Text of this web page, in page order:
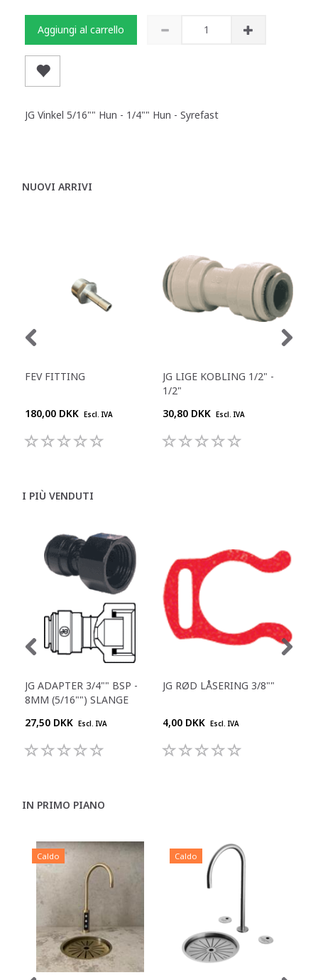
Aggiungi al carrello
JG Vinkel 5/16"" Hun - 1/4"" Hun - Syrefast
NUOVI ARRIVI
FEV FITTING
180,00 DKK Escl. IVA
JG LIGE KOBLING 1/2" -
1/2"
30,80 DKK Escl. IVA
I PIÙ VENDUTI
JG ADAPTER 3/4"" BSP -
8MM (5/16"") SLANGE
27,50 DKK Escl. IVA
JG RØD LÅSERING 3/8""
4,00 DKK Escl. IVA
IN PRIMO PIANO
Caldo Caldo